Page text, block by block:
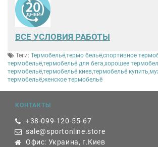
ВСЕ УСЛОВИЯ РАБОТЫ
Теги: Термобельё,термо бельё,спортивное
термобельё,термобельё для бега,хорошее
термобельё,термобельё киев,термобельё купить,
термобельё,женское термобельё
КОНТАКТЫ
+38-099-120-55-67
sale@sportonline.store
Офис: Украина, г.Киев